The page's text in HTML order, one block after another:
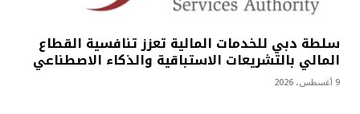
سلطة دبي للخدمات المالية تعزز تنافسية القطاع
المالي بالتشريعات الاستباقية والذكاء الاصطناعي
9 أغسطس، 2026